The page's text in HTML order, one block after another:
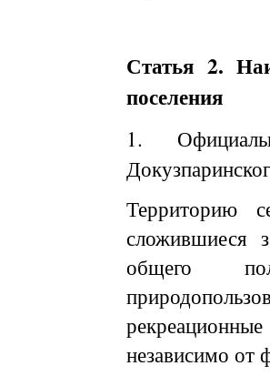
Статья 2.
поселения
1.
Территорию
сложившиеся
общего
независимо от